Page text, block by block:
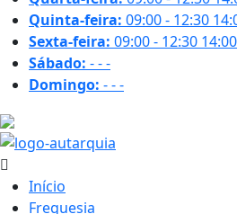
Quinta-feira: 09:00 - 12:30
Sexta-feira: 09:00 - 12:30
Sábado: ---
Domingo: ---
Início
Freguesia